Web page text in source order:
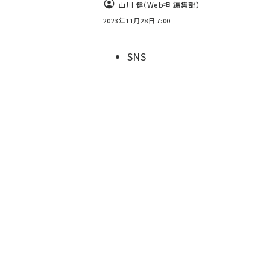
山川 健（Web担 編集部）
2023年11月28日 7:00
SNS